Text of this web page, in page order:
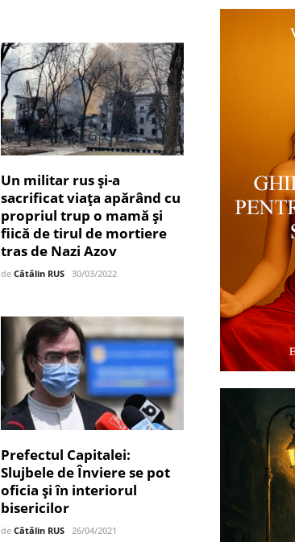
Un militar rus și-a
sacrificat viața apărând cu
propriul trup o mamă și
fiică de tirul de mortiere
tras de Nazi Azov
deCătălin RUS 30/03/2022
Prefectul Capitalei:
Slujbele de Înviere se pot
oficia și în interiorul
bisericilor
deCătălin RUS 26/04/2021